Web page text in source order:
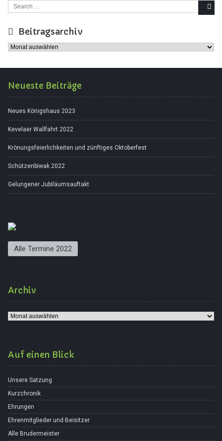
Search for:
Beitragsarchiv
Beitragsarchiv
Neueste Beiträge
Neues Königshaus 2023
Kevelaer Wallfahrt 2022
Krönungsfeierlichkeiten und zünftiges Oktoberfest
Schützenbiwak 2022
Gelungener Jubiläumsauftakt
Alle Termine 2022
Archiv
Archiv
Auf einen Blick
Unsere Satzung
Kurzchronik
Ehrungen
Ehrenmitglieder und Beisitzer
Alle Brudermeister